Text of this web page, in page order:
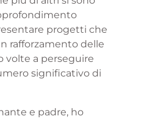
progetti che
rafforzamento delle
volte a perseguire
significativo di
e padre, ho